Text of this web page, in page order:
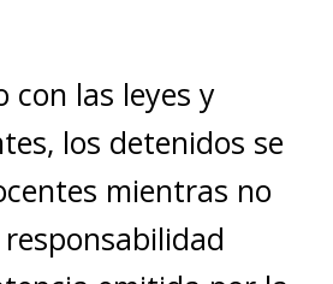
con las leyes y
los detenidos se
mientras no